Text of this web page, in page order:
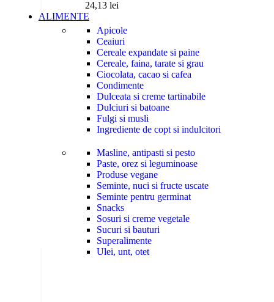
24,13 lei
ALIMENTE
Apicole
Ceaiuri
Cereale expandate si paine
Cereale, faina, tarate si grau
Ciocolata, cacao si cafea
Condimente
Dulceata si creme tartinabile
Dulciuri si batoane
Fulgi si musli
Ingrediente de copt si indulcitori
Masline, antipasti si pesto
Paste, orez si leguminoase
Produse vegane
Seminte, nuci si fructe uscate
Seminte pentru germinat
Snacks
Sosuri si creme vegetale
Sucuri si bauturi
Superalimente
Ulei, unt, otet